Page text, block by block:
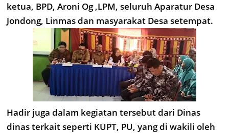
ketua, BPD, Aroni Og ,LPM, seluruh Aparatur Desa
Jondong, Linmas dan masyarakat Desa setempat.
Hadir juga dalam kegiatan tersebut dari Dinas
dinas terkait seperti KUPT, PU, yang di wakili oleh